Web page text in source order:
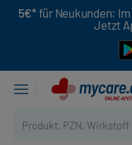
5€* für Neukunden: Im
Jetzt